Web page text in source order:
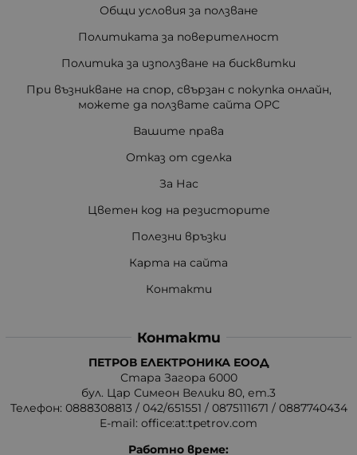
Общи условия за ползване
Политиката за поверителност
Политика за използване на бисквитки
При възникване на спор, свързан с покупка онлайн,
можете да ползвате сайта ОРС
Вашите права
Отказ от сделка
За Нас
Цветен код на резисторите
Полезни връзки
Карта на сайта
Контакти
Контакти
ПЕТРОВ ЕЛЕКТРОНИКА ЕООД
Стара Загора 6000
бул. Цар Симеон Велики 80, ет.3
Телефон: 0888308813 / 042/651551 / 0875111671 / 0887740434
E-mail: office:at:tpetrov.com
Работно време: